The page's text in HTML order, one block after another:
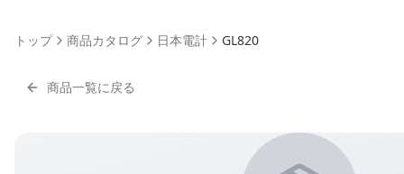
トップ 商品カタログ 日本電計 GL820
商品一覧に戻る